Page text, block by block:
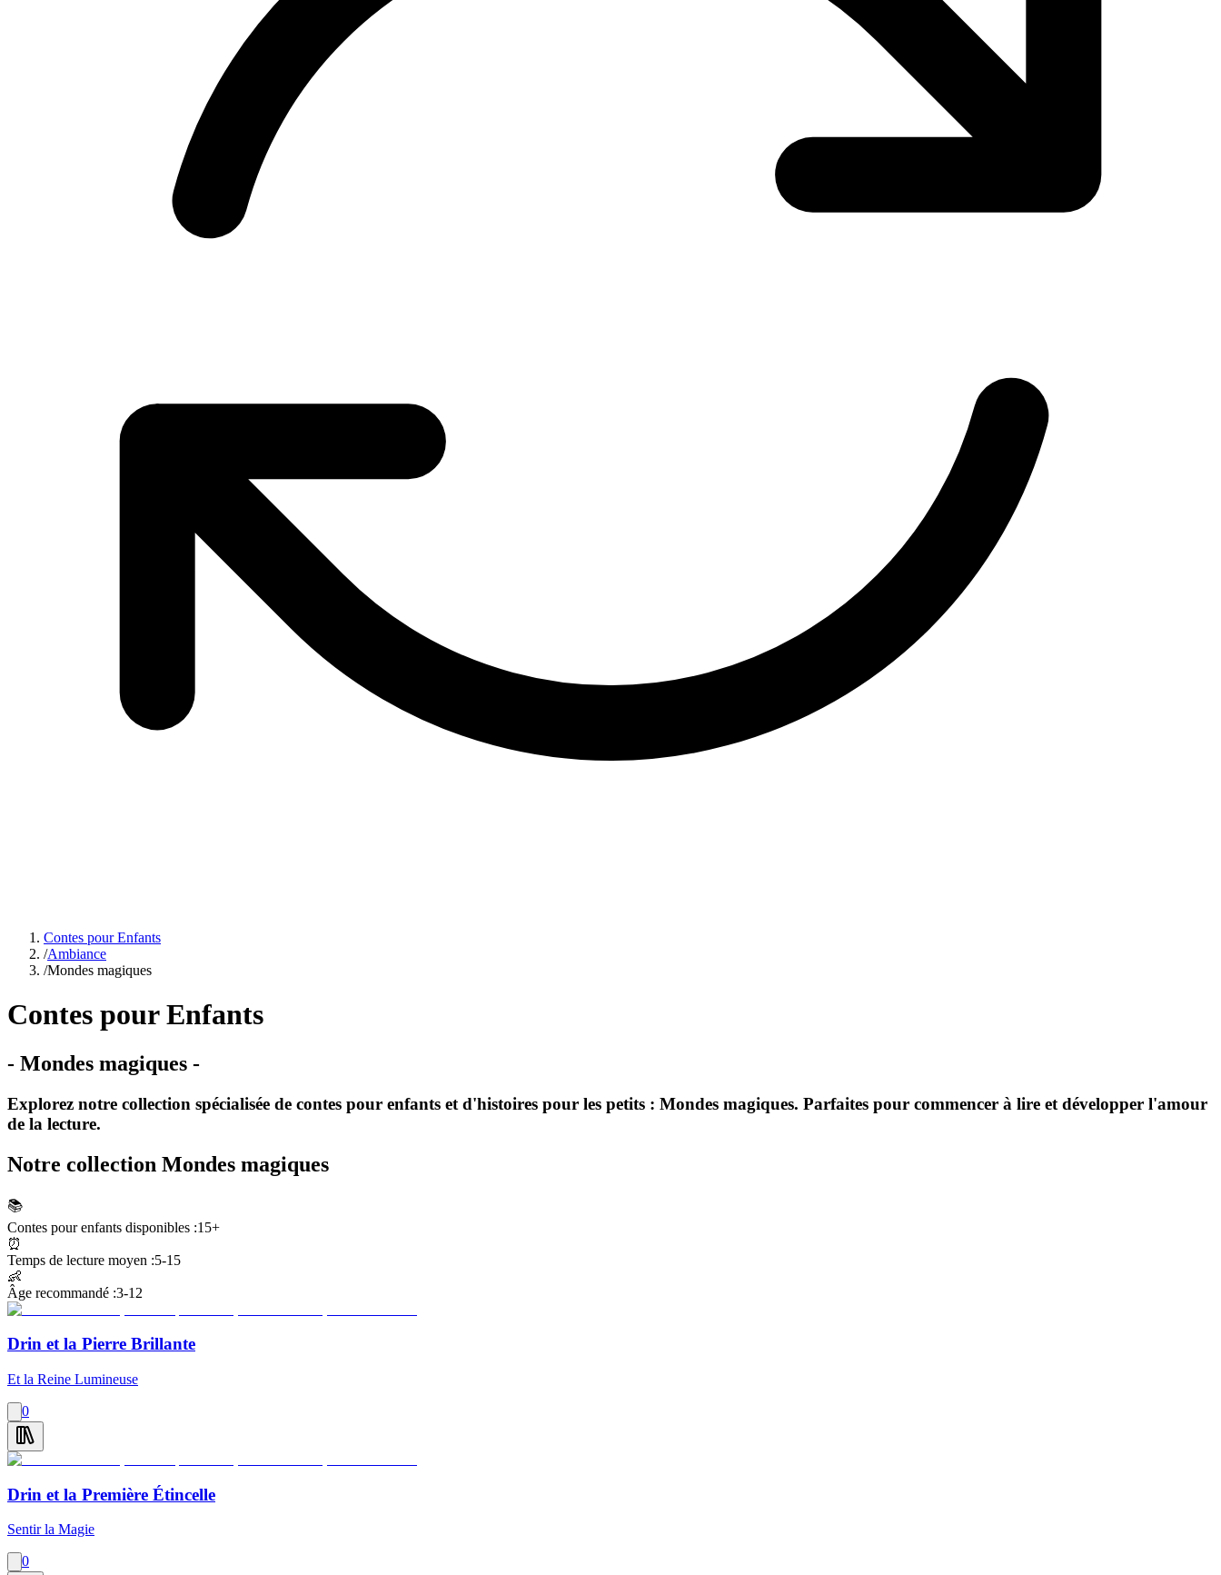
Contes pour Enfants
/Ambiance
/Mondes magiques
Contes pour Enfants
- Mondes magiques -
Explorez notre collection spécialisée de contes pour enfants et d'histoires pour les petits : Mondes magiques. Parfaites pour commencer à lire et développer l'amour
de la lecture.
Notre collection Mondes magiques
📚
Contes pour enfants disponibles :15+
⏰
Temps de lecture moyen :5-15
👶
Âge recommandé :3-12
Drin et la Pierre Brillante
Et la Reine Lumineuse
0
Drin et la Première Étincelle
Sentir la Magie
0